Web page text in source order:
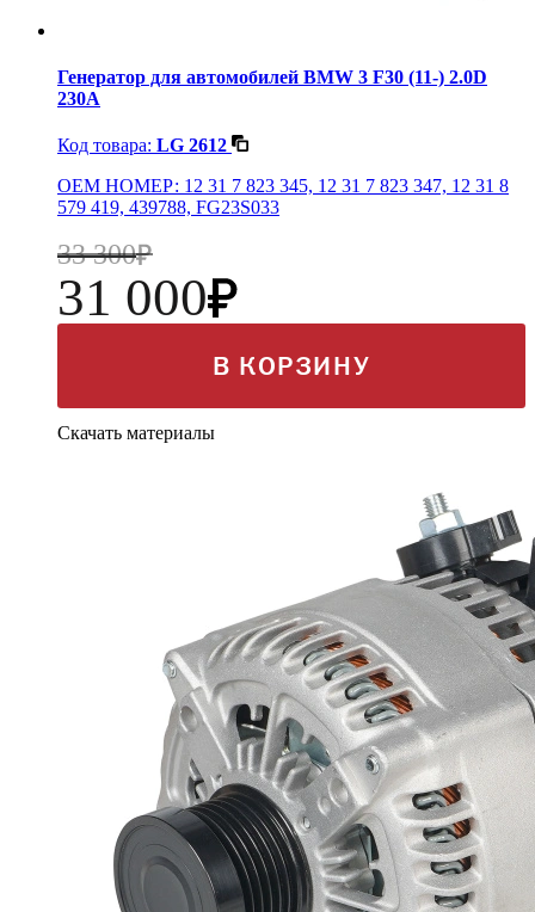
Генератор для автомобилей BMW 3 F30 (11-) 2.0D
230A
Код товара: LG 2612
OEM НОМЕР: 12 31 7 823 345, 12 31 7 823 347, 12 31 8
579 419, 439788, FG23S033
33 300
31 000
В КОРЗИНУ
Скачать материалы